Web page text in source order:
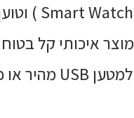
איכותי קל